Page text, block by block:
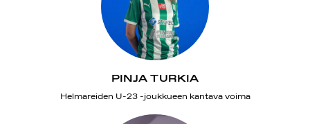
PINJA TURKIA
Helmareiden U-23 -joukkueen kantava voima